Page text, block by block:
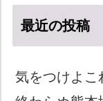
最近の投稿
気をつけよこ